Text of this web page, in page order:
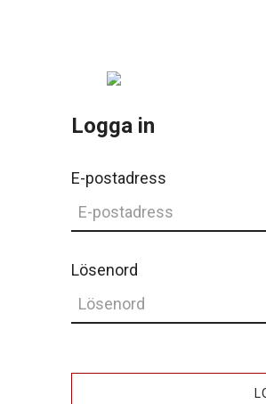
Logga in
E-postadress
Lösenord